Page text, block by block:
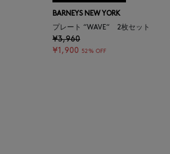
BARNEYS NEW YORK
プレート “WAVE“ 2枚セット
¥3,960
¥1,900 52% OFF